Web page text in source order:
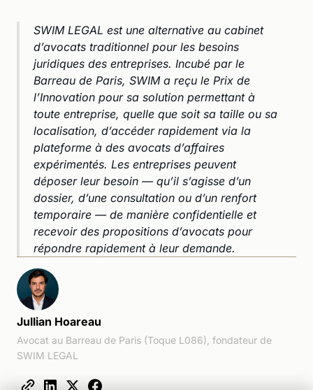
SWIM LEGAL est une alternative au cabinet
d’avocats traditionnel pour les besoins
juridiques des entreprises. Incubé par le
Barreau de Paris, SWIM a reçu le Prix de
l’Innovation pour sa solution permettant à
toute entreprise, quelle que soit sa taille ou sa
localisation, d’accéder rapidement via la
plateforme à des avocats d’affaires
expérimentés. Les entreprises peuvent
déposer leur besoin — qu’il s’agisse d’un
dossier, d’une consultation ou d’un renfort
temporaire — de manière confidentielle et
recevoir des propositions d’avocats pour
répondre rapidement à leur demande.
Jullian Hoareau
Avocat au Barreau de Paris (Toque L086), fondateur de
SWIM LEGAL